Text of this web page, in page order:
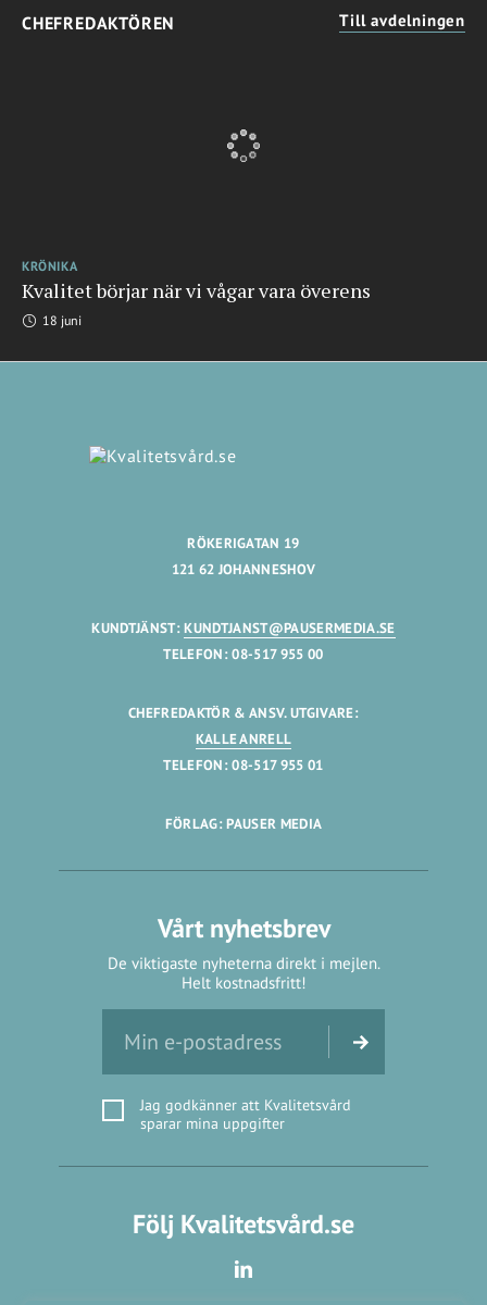
CHEFREDAKTÖREN Till avdelningen
KRÖNIKA
Kvalitet börjar när vi vågar vara överens
18 juni
RÖKERIGATAN 19
121 62 JOHANNESHOV
KUNDTJÄNST:KUNDTJANST@PAUSERMEDIA.SE
TELEFON: 08-517 955 00
CHEFREDAKTÖR & ANSV. UTGIVARE:
KALLE ANRELL
TELEFON: 08-517 955 01
FÖRLAG: PAUSER MEDIA
Vårt nyhetsbrev
De viktigaste nyheterna direkt i mejlen.
Helt kostnadsfritt!
Jag godkänner att Kvalitetsvård
sparar mina uppgifter
Följ Kvalitetsvård.se